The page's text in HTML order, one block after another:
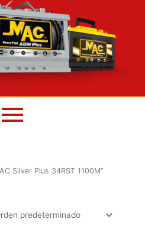
Silver Plus 34RST 1100M”